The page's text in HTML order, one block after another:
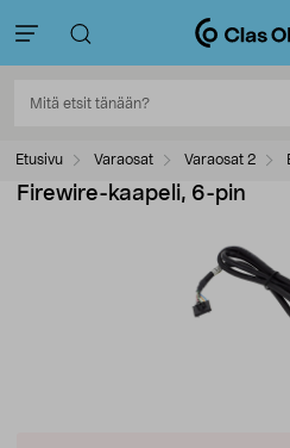
Etusivu Varaosat Varaosat 2
Firewire-kaapeli, 6-pin